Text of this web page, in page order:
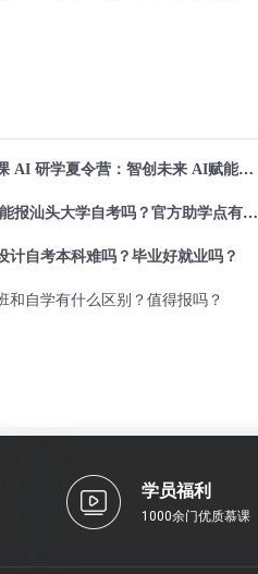
2026年深大优课 AI 研学夏令营：智创未来 AI赋能成长
初中/小学文凭能报汕头大学自考吗？官方助学点有哪些？怎么报名？
计自考本科难吗？毕业好就业吗？
和自学有什么区别？值得报吗？
学员福利
1000余门优质慕课